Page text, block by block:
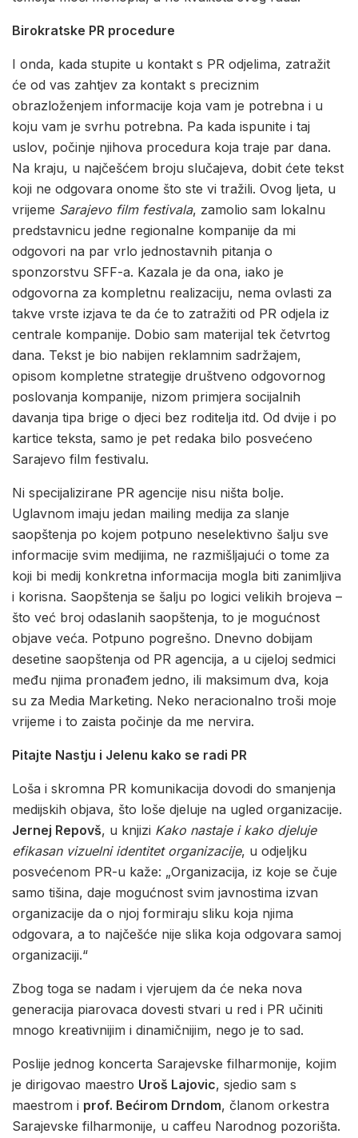
Birokratske PR procedure
I onda, kada stupite u kontakt s PR odjelima, zatražit
će od vas zahtjev za kontakt s preciznim
obrazloženjem informacije koja vam je potrebna i u
koju vam je svrhu potrebna. Pa kada ispunite i taj
uslov, počinje njihova procedura koja traje par dana.
Na kraju, u najčešćem broju slučajeva, dobit ćete tekst
koji ne odgovara onome što ste vi tražili. Ovog ljeta, u
vrijeme Sarajevo film festivala, zamolio sam lokalnu
predstavnicu jedne regionalne kompanije da mi
odgovori na par vrlo jednostavnih pitanja o
sponzorstvu SFF-a. Kazala je da ona, iako je
odgovorna za kompletnu realizaciju, nema ovlasti za
takve vrste izjava te da će to zatražiti od PR odjela iz
centrale kompanije. Dobio sam materijal tek četvrtog
dana. Tekst je bio nabijen reklamnim sadržajem,
opisom kompletne strategije društveno odgovornog
poslovanja kompanije, nizom primjera socijalnih
davanja tipa brige o djeci bez roditelja itd. Od dvije i po
kartice teksta, samo je pet redaka bilo posvećeno
Sarajevo film festivalu.
Ni specijalizirane PR agencije nisu ništa bolje.
Uglavnom imaju jedan mailing medija za slanje
saopštenja po kojem potpuno neselektivno šalju sve
informacije svim medijima, ne razmišljajući o tome za
koji bi medij konkretna informacija mogla biti zanimljiva
i korisna. Saopštenja se šalju po logici velikih brojeva –
što već broj odaslanih saopštenja, to je mogućnost
objave veća. Potpuno pogrešno. Dnevno dobijam
desetine saopštenja od PR agencija, a u cijeloj sedmici
među njima pronađem jedno, ili maksimum dva, koja
su za Media Marketing. Neko neracionalno troši moje
vrijeme i to zaista počinje da me nervira.
Pitajte Nastju i Jelenu kako se radi PR
Loša i skromna PR komunikacija dovodi do smanjenja
medijskih objava, što loše djeluje na ugled organizacije.
Jernej Repovš, u knjizi Kako nastaje i kako djeluje
efikasan vizuelni identitet organizacije, u odjeljku
posvećenom PR-u kaže: „Organizacija, iz koje se čuje
samo tišina, daje mogućnost svim javnostima izvan
organizacije da o njoj formiraju sliku koja njima
odgovara, a to najčešće nije slika koja odgovara samoj
organizaciji.“
Zbog toga se nadam i vjerujem da će neka nova
generacija piarovaca dovesti stvari u red i PR učiniti
mnogo kreativnijim i dinamičnijim, nego je to sad.
Poslije jednog koncerta Sarajevske filharmonije, kojim
je dirigovao maestro Uroš Lajovic, sjedio sam s
maestrom i prof. Bećirom Drndom, članom orkestra
Sarajevske filharmonije, u caffeu Narodnog pozorišta.